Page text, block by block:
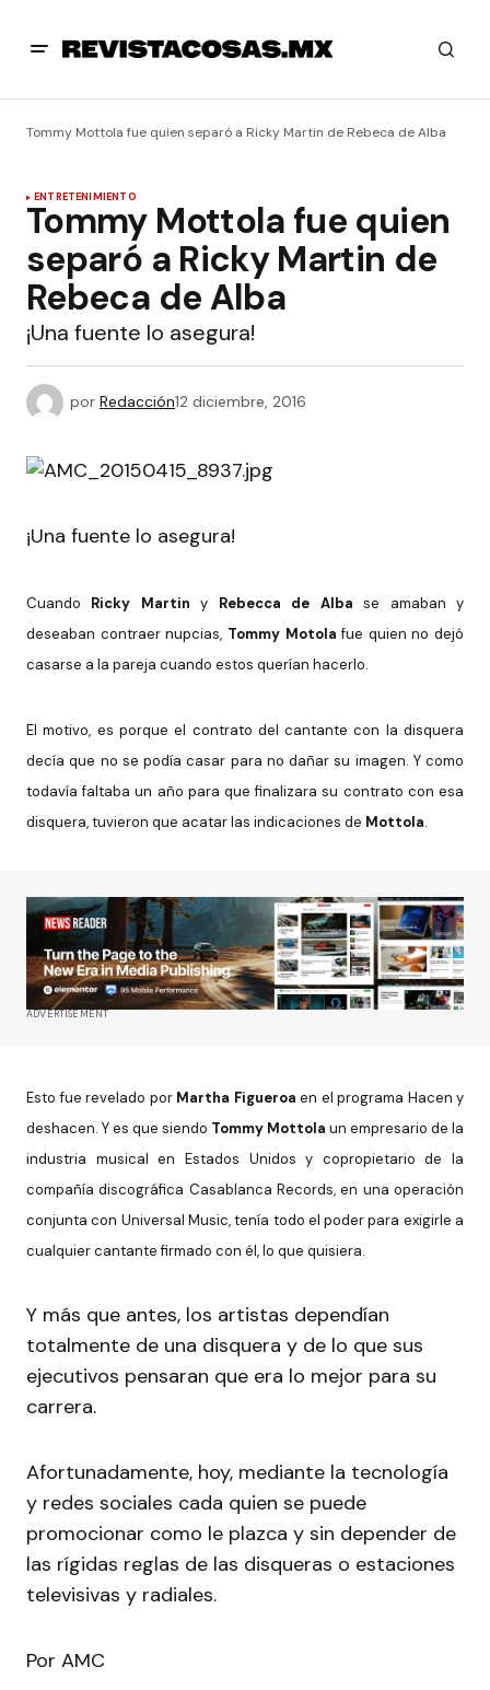
Tommy Mottola fue quien separó a Ricky Martin de Rebeca de Alba
ENTRETENIMIENTO
Tommy Mottola fue quien
separó a Ricky Martin de
Rebeca de Alba
¡Una fuente lo asegura!
por Redacción12 diciembre, 2016
¡Una fuente lo asegura!
Cuando Ricky Martin y Rebecca de Albase amaban y
deseaban contraer nupcias, Tommy Motola fue quien no dejó
casarse a la pareja cuando estos querían hacerlo.
El motivo, es porque el contrato del cantante con la disquera
decía que no se podía casar para no dañar su imagen. Y como
todavía faltaba un año para que finalizara su contrato con esa
disquera, tuvieron que acatar las indicaciones de Mottola.
ADVERTISEMENT
Esto fue revelado por Martha Figueroa en el programa Hacen y
deshacen. Y es que siendo Tommy Mottola un empresario de la
industria musical en Estados Unidos y copropietario de la
compañía discográfica Casablanca Records, en una operación
conjunta con Universal Music, tenía todo el poder para exigirle a
cualquier cantante firmado con él, lo que quisiera.
Y más que antes, los artistas dependían
totalmente de una disquera y de lo que sus
ejecutivos pensaran que era lo mejor para su
carrera.
Afortunadamente, hoy, mediante la tecnología
y redes sociales cada quien se puede
promocionar como le plazca y sin depender de
las rígidas reglas de las disqueras o estaciones
televisivas y radiales.
Por AMC